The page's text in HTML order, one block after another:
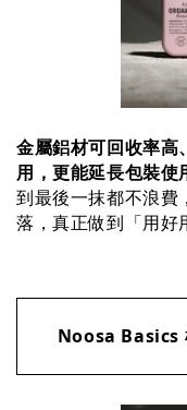
金屬鋁材可回收率高
用，更能延長包裝使
到最後一抹都不浪費
落，真正做到「用好
Noosa Basics